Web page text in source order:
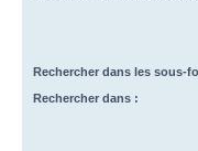
Rechercher dans les sous-
Rechercher dans :